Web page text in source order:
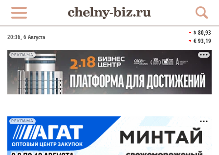
20:36, 6 Августа
$ 80,93
€ 93,19
РЕКЛАМА
РЕКЛАМА